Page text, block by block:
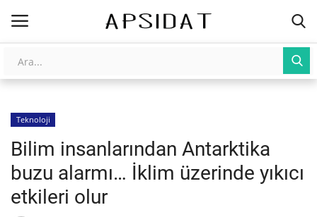
Giriş Kayıt Ol
AnaSayfa
Galeri
İletişim
Teknoloji
Bilim insanlarından Antarktika
buzu alarmı… İklim üzerinde yıkıcı
etkileri olur